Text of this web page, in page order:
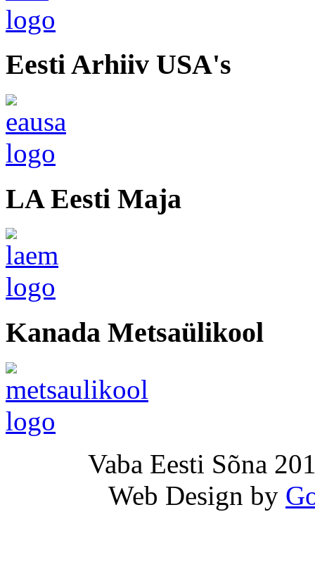
Eesti Arhiiv USA's
LA Eesti Maja
Kanada Metsaülikool
Vaba Eesti Sõna
Web Design by